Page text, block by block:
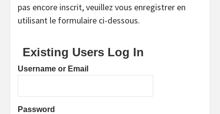
pas encore inscrit, veuillez vous enregistrer en
utilisant le formulaire ci-dessous.
Existing Users Log In
Username or Email
Password